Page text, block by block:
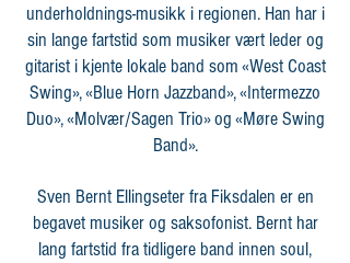
underholdnings-musikk i regionen. Han har i
sin lange fartstid som musiker vært leder og
gitarist i kjente lokale band som «West Coast
Swing», «Blue Horn Jazzband», «Intermezzo
Duo», «Molvær/Sagen Trio» og «Møre Swing
Band».
Sven Bernt Ellingseter fra Fiksdalen er en
begavet musiker og saksofonist. Bernt har
lang fartstid fra tidligere band innen soul,